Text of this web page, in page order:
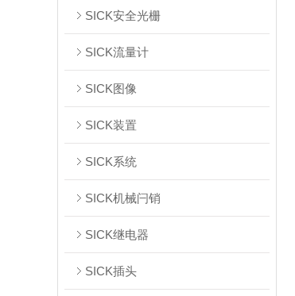
SICK安全光栅
SICK流量计
SICK图像
SICK装置
SICK系统
SICK机械闩销
SICK继电器
SICK插头